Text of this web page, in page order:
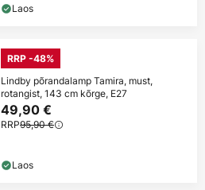
Laos
RRP -48%
Lindby põrandalamp Tamira, must,
rotangist, 143 cm kõrge, E27
49,90 €
RRP95,90 €
Laos